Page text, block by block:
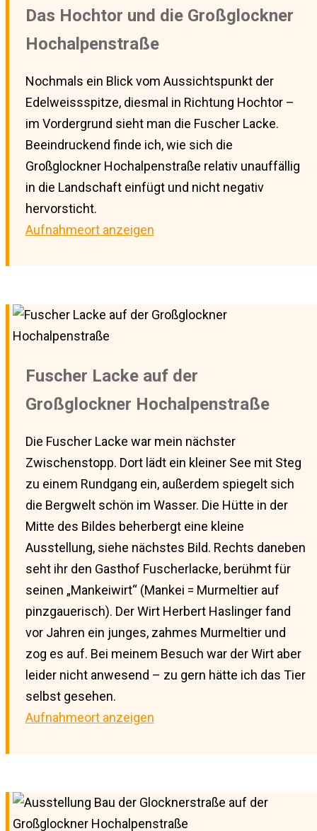
Das Hochtor und die Großglockner
Hochalpenstraße
Nochmals ein Blick vom Aussichtspunkt der
Edelweissspitze, diesmal in Richtung Hochtor –
im Vordergrund sieht man die Fuscher Lacke.
Beeindruckend finde ich, wie sich die
Großglockner Hochalpenstraße relativ unauffällig
in die Landschaft einfügt und nicht negativ
hervorsticht.
Aufnahmeort anzeigen
Fuscher Lacke auf der
Großglockner Hochalpenstraße
Die Fuscher Lacke war mein nächster
Zwischenstopp. Dort lädt ein kleiner See mit Steg
zu einem Rundgang ein, außerdem spiegelt sich
die Bergwelt schön im Wasser. Die Hütte in der
Mitte des Bildes beherbergt eine kleine
Ausstellung, siehe nächstes Bild. Rechts daneben
seht ihr den Gasthof Fuscherlacke, berühmt für
seinen „Mankeiwirt“ (Mankei = Murmeltier auf
pinzgauerisch). Der Wirt Herbert Haslinger fand
vor Jahren ein junges, zahmes Murmeltier und
zog es auf. Bei meinem Besuch war der Wirt aber
leider nicht anwesend – zu gern hätte ich das Tier
selbst gesehen.
Aufnahmeort anzeigen